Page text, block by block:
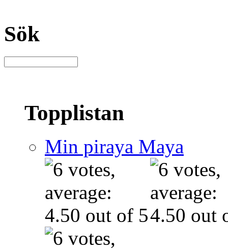
Sök
Topplistan
Min piraya Maya